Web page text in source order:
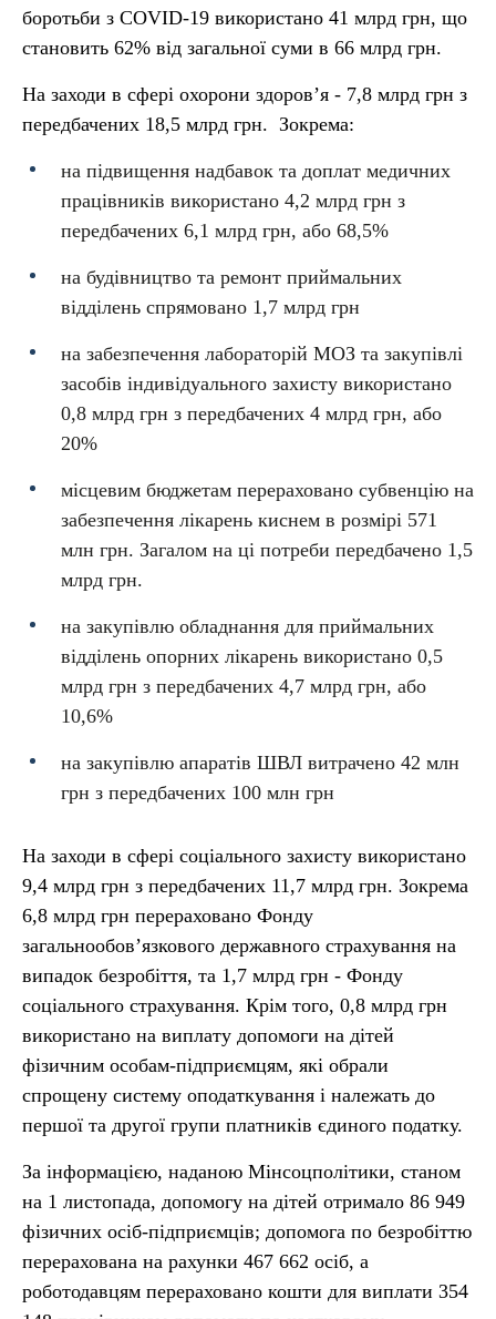
боротьби з COVID-19 використано 41 млрд грн, що
становить 62% від загальної суми в 66 млрд грн.
На заходи в сфері охорони здоров’я - 7,8 млрд грн з
передбачених 18,5 млрд грн. Зокрема:
на підвищення надбавок та доплат медичних
працівників використано 4,2 млрд грн з
передбачених 6,1 млрд грн, або 68,5%
на будівництво та ремонт приймальних
відділень спрямовано 1,7 млрд грн
на забезпечення лабораторій МОЗ та закупівлі
засобів індивідуального захисту використано
0,8 млрд грн з передбачених 4 млрд грн, або
20%
місцевим бюджетам перераховано субвенцію на
забезпечення лікарень киснем в розмірі 571
млн грн. Загалом на ці потреби передбачено 1,5
млрд грн.
на закупівлю обладнання для приймальних
відділень опорних лікарень використано 0,5
млрд грн з передбачених 4,7 млрд грн, або
10,6%
на закупівлю апаратів ШВЛ витрачено 42 млн
грн з передбачених 100 млн грн
На заходи в сфері соціального захисту використано
9,4 млрд грн з передбачених 11,7 млрд грн. Зокрема
6,8 млрд грн перераховано Фонду
загальнообов’язкового державного страхування на
випадок безробіття, та 1,7 млрд грн - Фонду
соціального страхування. Крім того, 0,8 млрд грн
використано на виплату допомоги на дітей
фізичним особам-підприємцям, які обрали
спрощену систему оподаткування і належать до
першої та другої групи платників єдиного податку.
За інформацією, наданою Мінсоцполітики, станом
на 1 листопада, допомогу на дітей отримало 86 949
фізичних осіб-підприємців; допомога по безробіттю
перерахована на рахунки 467 662 осіб, а
роботодавцям перераховано кошти для виплати 354